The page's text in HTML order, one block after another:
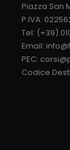
Piazza San
P.IVA:
Tel: (+39)
Email:
PEC:
Codice